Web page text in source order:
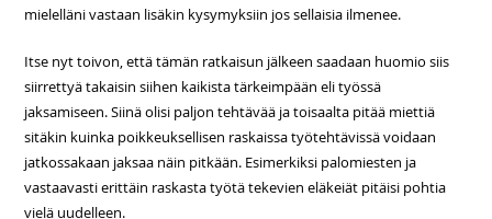
mielelläni vastaan lisäkin kysymyksiin jos sellaisia ilmenee.
Itse nyt toivon, että tämän ratkaisun jälkeen saadaan huomio siis
siirrettyä takaisin siihen kaikista tärkeimpään eli työssä
jaksamiseen. Siinä olisi paljon tehtävää ja toisaalta pitää miettiä
sitäkin kuinka poikkeuksellisen raskaissa työtehtävissä voidaan
jatkossakaan jaksaa näin pitkään. Esimerkiksi palomiesten ja
vastaavasti erittäin raskasta työtä tekevien eläkeiät pitäisi pohtia
vielä uudelleen.